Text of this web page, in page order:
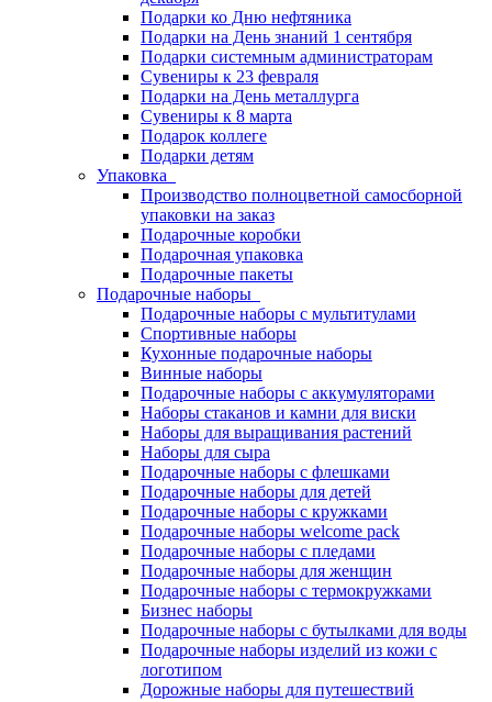
Подарки ко Дню нефтяника
Подарки на День знаний 1 сентября
Подарки системным администраторам
Сувениры к 23 февраля
Подарки на День металлурга
Сувениры к 8 марта
Подарок коллеге
Подарки детям
Упаковка
Производство полноцветной самосборной
упаковки на заказ
Подарочные коробки
Подарочная упаковка
Подарочные пакеты
Подарочные наборы
Подарочные наборы с мультитулами
Спортивные наборы
Кухонные подарочные наборы
Винные наборы
Подарочные наборы с аккумуляторами
Наборы стаканов и камни для виски
Наборы для выращивания растений
Наборы для сыра
Подарочные наборы с флешками
Подарочные наборы для детей
Подарочные наборы с кружками
Подарочные наборы welcome pack
Подарочные наборы с пледами
Подарочные наборы для женщин
Подарочные наборы с термокружками
Бизнес наборы
Подарочные наборы с бутылками для воды
Подарочные наборы изделий из кожи с
логотипом
Дорожные наборы для путешествий